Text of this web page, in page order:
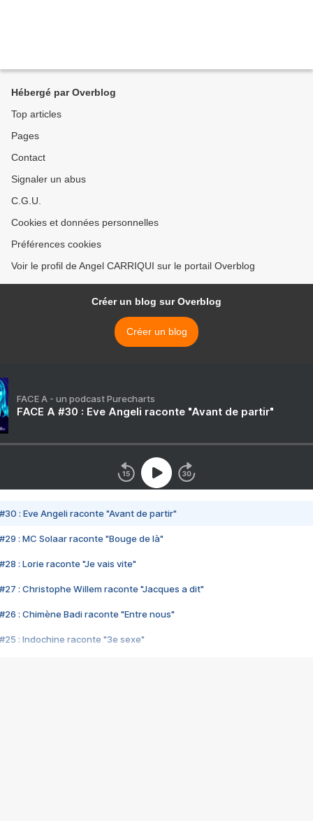
Hébergé par Overblog
Top articles
Pages
Contact
Signaler un abus
C.G.U.
Cookies et données personnelles
Préférences cookies
Voir le profil de Angel CARRIQUI sur le portail Overblog
Créer un blog sur Overblog
Créer un blog
FACE A - un podcast Purecharts
FACE A #30 : Eve Angeli raconte "Avant de partir"
#30 : Eve Angeli raconte "Avant de partir"
#29 : MC Solaar raconte "Bouge de là"
#28 : Lorie raconte "Je vais vite"
#27 : Christophe Willem raconte "Jacques a dit"
#26 : Chimène Badi raconte "Entre nous"
#25 : Indochine raconte "3e sexe"